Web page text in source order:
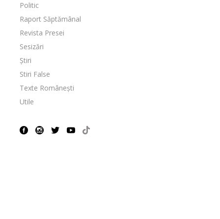
Politic
Raport Săptămânal
Revista Presei
Sesizări
Știri
Stiri False
Texte Românești
Utile